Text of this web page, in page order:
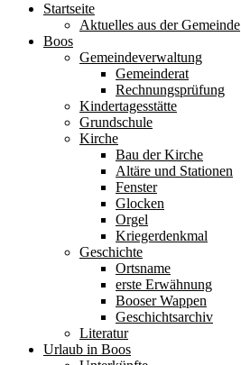
Startseite
Aktuelles aus der Gemeinde
Boos
Gemeindeverwaltung
Gemeinderat
Rechnungsprüfung
Kindertagesstätte
Grundschule
Kirche
Bau der Kirche
Altäre und Stationen
Fenster
Glocken
Orgel
Kriegerdenkmal
Geschichte
Ortsname
erste Erwähnung
Booser Wappen
Geschichtsarchiv
Literatur
Urlaub in Boos